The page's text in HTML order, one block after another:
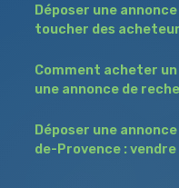
Déposer une
toucher des
Comment acheter
une annonce de
Déposer une
de-Provence :